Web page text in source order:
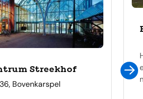
Streekhof
Bovenkarspel